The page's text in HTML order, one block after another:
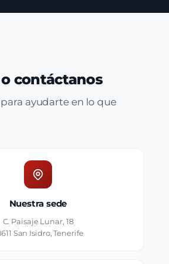
contáctanos
ayudarte en lo que
Nuestra sede
C. Paisaje Lunar, 18
San Isidro, Tenerife